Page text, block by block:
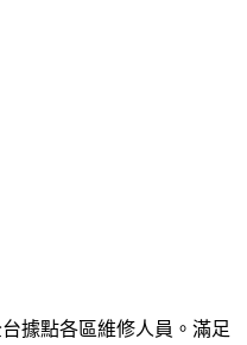
據點各區維修人員。滿足